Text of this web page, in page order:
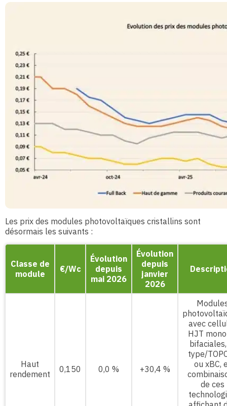
Les prix des modules photovoltaïques cristallins sont
désormais les suivants :
Classe de
module
€/Wc
Évolution
depuis
mai 2026
Évolution
depuis
janvier
2026
Haut
rendement
0,150 0,0 % +30,4 %
avec
HJT
type/
ou xBC,
de ces